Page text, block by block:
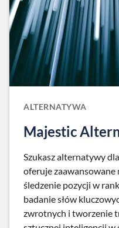
ALTERNATYWA
Majestic
Szukasz alternatywy
oferuje zaawansowane
śledzenie pozycji w
badanie słów
zwrotnych i tworzenie